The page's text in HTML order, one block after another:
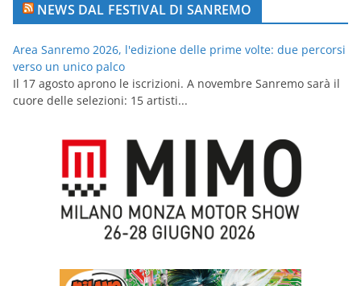
NEWS DAL FESTIVAL DI SANREMO
Area Sanremo 2026, l'edizione delle prime volte: due percorsi
verso un unico palco
Il 17 agosto aprono le iscrizioni. A novembre Sanremo sarà il
cuore delle selezioni: 15 artisti...